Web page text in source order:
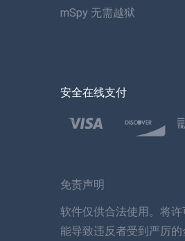
mSpy 无需越狱
安全在线支付
免责声明
软件仅供合法使用。将
能导致违反者受到严厉